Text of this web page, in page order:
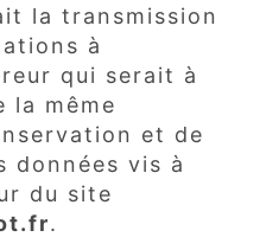
la transmission
à
qui serait à
la même
et de
données vis à
du site
.